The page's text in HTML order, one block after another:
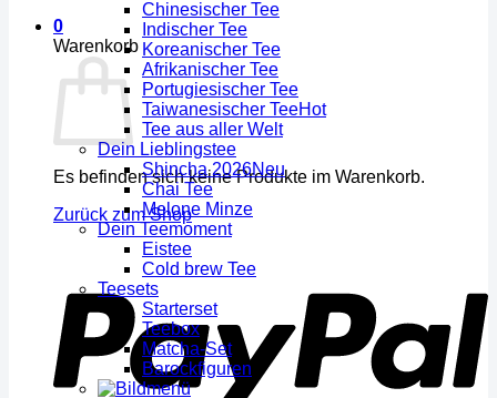
0
Warenkorb
Es befinden sich keine Produkte im Warenkorb.
Zurück zum Shop
Chinesischer Tee
Indischer Tee
Koreanischer Tee
Afrikanischer Tee
Portugiesischer Tee
Taiwanesischer Tee
Tee aus aller Welt
Dein Lieblingstee
Shincha 2026
Chai Tee
Melone Minze
Dein Teemoment
Eistee
Cold brew Tee
Teesets
Starterset
Teebox
Matcha-Set
Barockfiguren